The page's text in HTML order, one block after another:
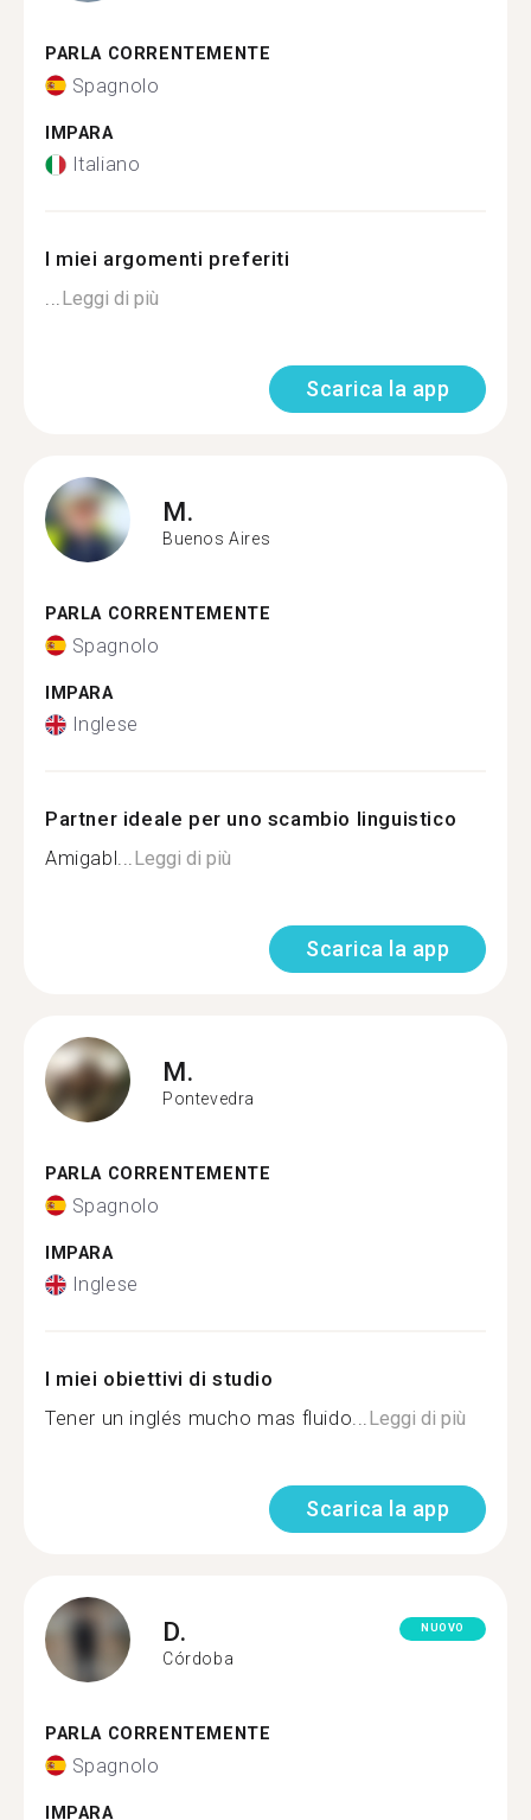
PARLA CORRENTEMENTE
Spagnolo
IMPARA
Italiano
I miei argomenti preferiti
...Leggi di più
Scarica la app
M.
Buenos Aires
PARLA CORRENTEMENTE
Spagnolo
IMPARA
Inglese
Partner ideale per uno scambio linguistico
Amigabl...Leggi di più
Scarica la app
M.
Pontevedra
PARLA CORRENTEMENTE
Spagnolo
IMPARA
Inglese
I miei obiettivi di studio
Tener un inglés mucho mas fluido...Leggi di più
Scarica la app
D.
Córdoba
NUOVO
PARLA CORRENTEMENTE
Spagnolo
IMPARA